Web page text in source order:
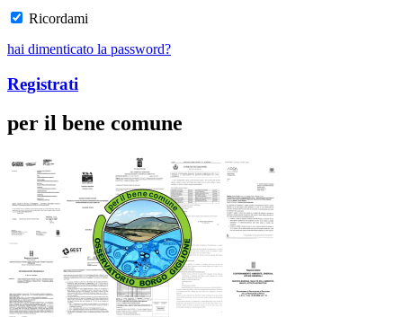
Ricordami
hai dimenticato la password?
Registrati
per il bene comune